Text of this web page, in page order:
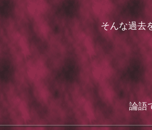
そんな過去
論語